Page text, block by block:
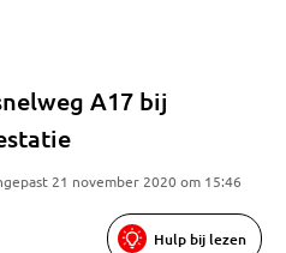
A17 bij
21 november 2020 om 15:46
Hulp bij lezen